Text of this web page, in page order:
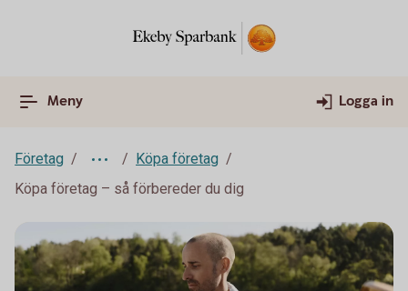
Meny Logga in
Företag
Köpa företag
Köpa företag – så förbereder du dig